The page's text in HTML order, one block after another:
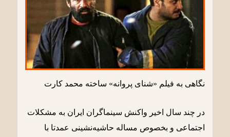
نگاهی به فیلم «شنای پروانه» ساخته محمد کارت
در چند سال اخیر واکنش سینماگران ایران به مشکلات
اجتماعی و بخصوص مساله حاشیه‌نشینی عمدتا با